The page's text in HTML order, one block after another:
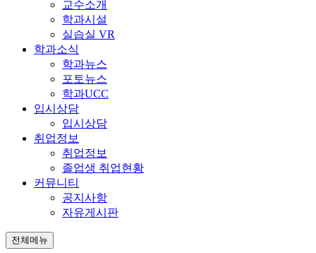
교수소개
학과시설
실습실 VR
학과소식
학과뉴스
포토뉴스
학과UCC
입시상담
입시상담
취업정보
취업정보
졸업생 취업현황
커뮤니티
공지사항
자유게시판
전체메뉴